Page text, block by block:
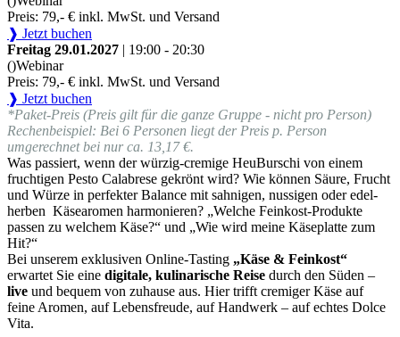
Preis: 79,- € inkl. MwSt. und Versand
❱ Jetzt buchen
Freitag 29.01.2027 | 19:00 - 20:30
()Webinar
Preis: 79,- € inkl. MwSt. und Versand
❱ Jetzt buchen
*Paket-Preis (Preis gilt für die ganze Gruppe - nicht pro Person)
Rechenbeispiel: Bei 6 Personen liegt der Preis p. Person
umgerechnet bei nur ca. 13,17 €.
Was passiert, wenn der würzig-cremige HeuBurschi von einem
fruchtigen Pesto Calabrese gekrönt wird? Wie können Säure, Frucht
und Würze in perfekter Balance mit sahnigen, nussigen oder edel-
herben Käsearomen harmonieren? „Welche Feinkost-Produkte
passen zu welchem Käse?“ und „Wie wird meine Käseplatte zum
Hit?“
Bei unserem exklusiven Online-Tasting „Käse & Feinkost“
erwartet Sie eine digitale, kulinarische Reise durch den Süden –
live und bequem von zuhause aus. Hier trifft cremiger Käse auf
feine Aromen, auf Lebensfreude, auf Handwerk – auf echtes Dolce
Vita.